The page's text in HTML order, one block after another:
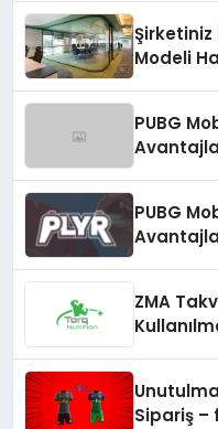
Şirketiniz
Modeli
PUBG
PUBG
ZMA
Sipariş